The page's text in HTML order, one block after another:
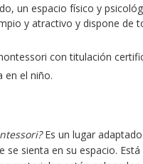
un espacio físico y
y atractivo y dispone de
con titulación
en el niño.
Es un lugar
se sienta en su espacio.